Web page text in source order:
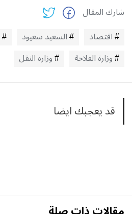
شارك المقال
اقتصاد
السعيد سعيود
وزارة الفلاحة
وزارة النقل
قد يعجبك ايضا